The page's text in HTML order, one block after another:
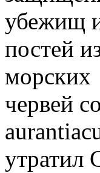
убежищ
постей
морских
червей
утратил